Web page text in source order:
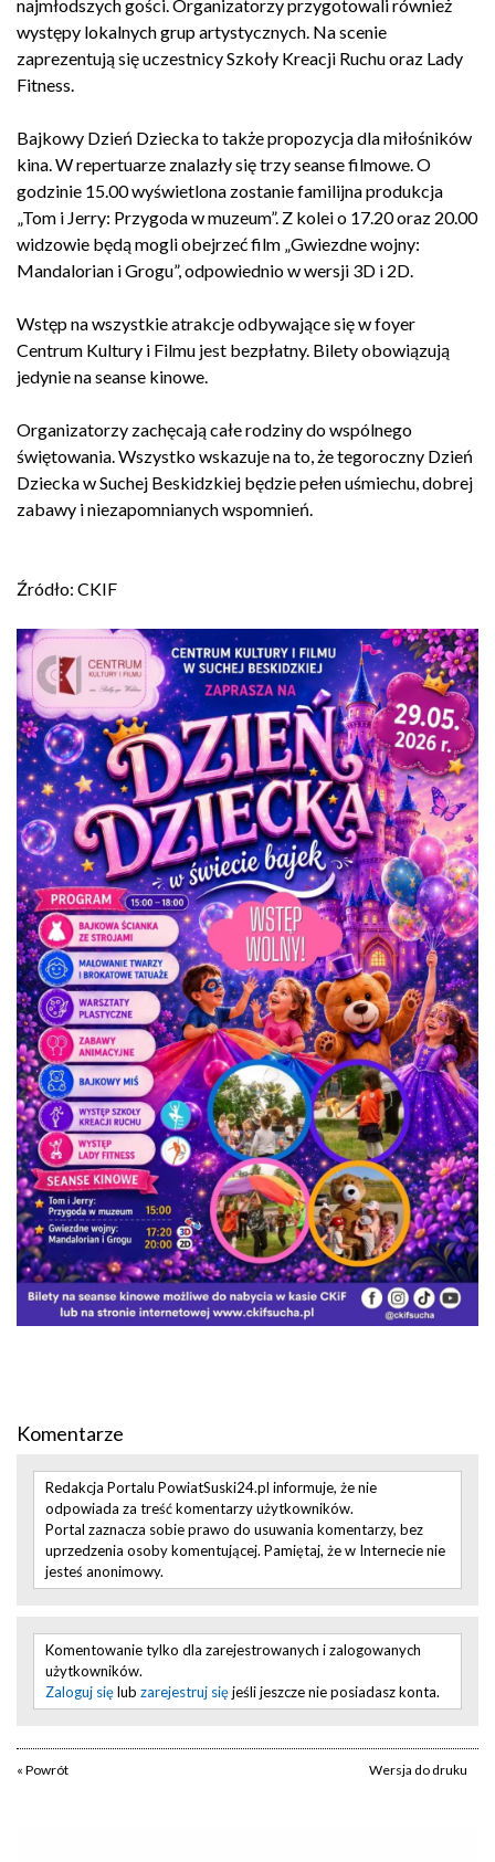
najmłodszych gości. Organizatorzy przygotowali również
występy lokalnych grup artystycznych. Na scenie
zaprezentują się uczestnicy Szkoły Kreacji Ruchu oraz Lady
Fitness.
Bajkowy Dzień Dziecka to także propozycja dla miłośników
kina. W repertuarze znalazły się trzy seanse filmowe. O
godzinie 15.00 wyświetlona zostanie familijna produkcja
„Tom i Jerry: Przygoda w muzeum”. Z kolei o 17.20 oraz 20.00
widzowie będą mogli obejrzeć film „Gwiezdne wojny:
Mandalorian i Grogu”, odpowiednio w wersji 3D i 2D.
Wstęp na wszystkie atrakcje odbywające się w foyer
Centrum Kultury i Filmu jest bezpłatny. Bilety obowiązują
jedynie na seanse kinowe.
Organizatorzy zachęcają całe rodziny do wspólnego
świętowania. Wszystko wskazuje na to, że tegoroczny Dzień
Dziecka w Suchej Beskidzkiej będzie pełen uśmiechu, dobrej
zabawy i niezapomnianych wspomnień.
Źródło: CKIF
Komentarze
Redakcja Portalu PowiatSuski24.pl informuje, że nie
odpowiada za treść komentarzy użytkowników.
Portal zaznacza sobie prawo do usuwania komentarzy, bez
uprzedzenia osoby komentującej. Pamiętaj, że w Internecie nie
jesteś anonimowy.
Komentowanie tylko dla zarejestrowanych i zalogowanych
użytkowników.
Zaloguj sięlub zarejestruj sięjeśli jeszcze nie posiadasz konta.
« Powrót Wersja do druku